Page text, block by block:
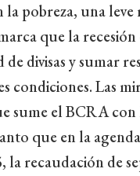
pobreza, una
que la recesión
divisas y sumar
Las
sume el BCRA
que en la
recaudación de